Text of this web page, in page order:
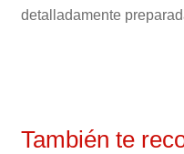
detalladamente
También te